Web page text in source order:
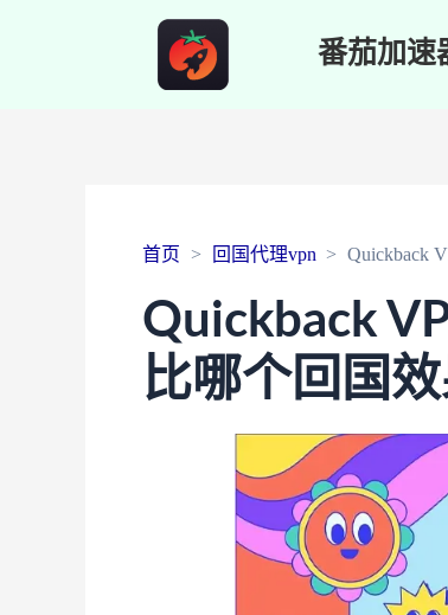
番茄加速
首页 回国代理vpn Quickback
Quickback
比哪个回国效